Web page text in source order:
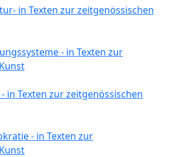
in Texten zur zeitgenössischen
- in Texten zur
in Texten zur zeitgenössischen
- in Texten zur